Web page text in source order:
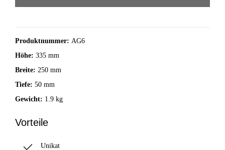
Produktnummer: AG6
Höhe: 335 mm
Breite: 250 mm
Tiefe: 50 mm
Gewicht: 1.9 kg
Vorteile
Unikat